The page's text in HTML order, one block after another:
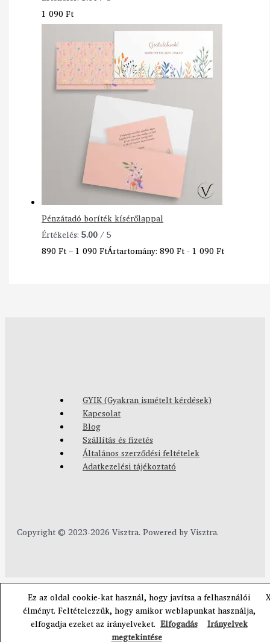
1 090Ft
Pénzátadó boríték kísérőlappal
Értékelés:5.00/ 5
890Ft–1 090FtÁrtartomány: 890 Ft - 1 090 Ft
GYIK (Gyakran ismételt kérdések)
Kapcsolat
Blog
Szállítás és fizetés
Általános szerződési feltételek
Adatkezelési tájékoztató
Copyright © 2023-2026 Visztra. Powered by Visztra.
Ez az oldal cookie-kat használ, hogy javítsa a felhasználói
élményt. Feltételezzük, hogy amikor weblapunkat használja,
elfogadja ezeket az irányelveket. Elfogadás
Irányelvek
megtekintése